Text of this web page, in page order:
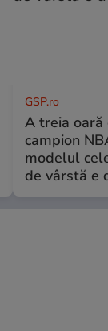
GSP.ro
A treia oară
campion
modelul
de vârstă e